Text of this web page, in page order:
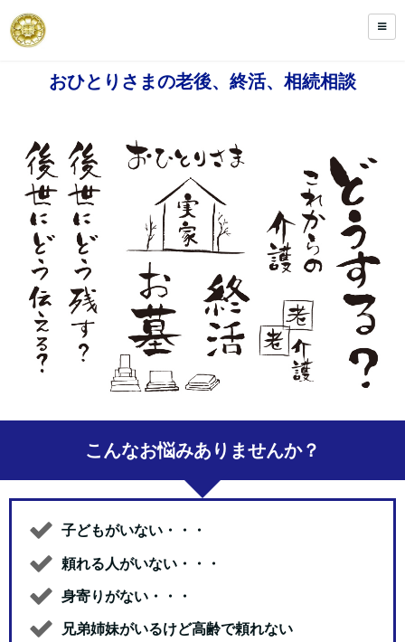
おひとりさまの老後、終活、相続相談
こんなお悩みありませんか？
子どもがいない・・・
頼れる人がいない・・・
身寄りがない・・・
兄弟姉妹がいるけど高齢で頼れない